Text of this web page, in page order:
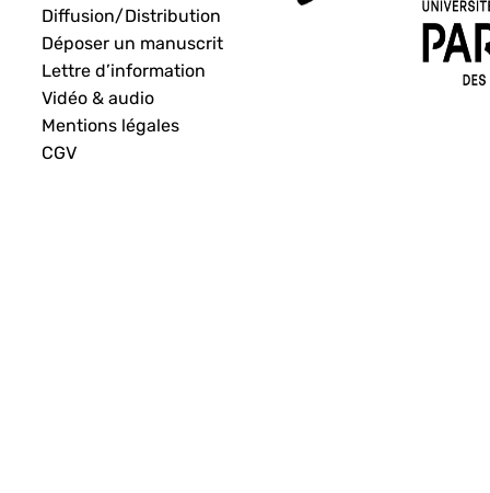
Diffusion/Distribution
Déposer un manuscrit
Lettre d’information
Vidéo & audio
Mentions légales
CGV